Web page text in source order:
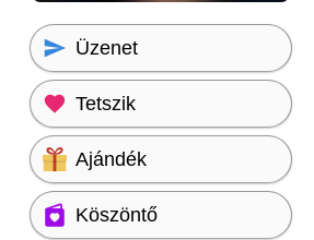
Üzenet
Tetszik
Ajándék
Köszöntő